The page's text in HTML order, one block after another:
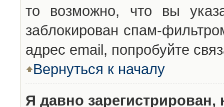
то возможно, что вы
заблокирован спам-
адрес email, попробуйте
Вернуться к началу
Я давно